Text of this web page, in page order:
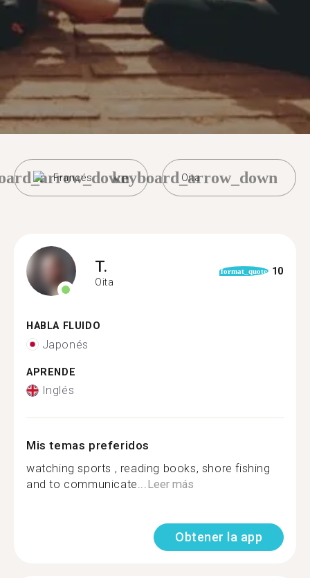
Francés Oita
keyboard_arrow_down
T.
Oita
format_quote 10
HABLA FLUIDO
Japonés
APRENDE
Inglés
Mis temas preferidos
watching sports , reading books, shore fishing
and to communicate...Leer más
Obtener la app